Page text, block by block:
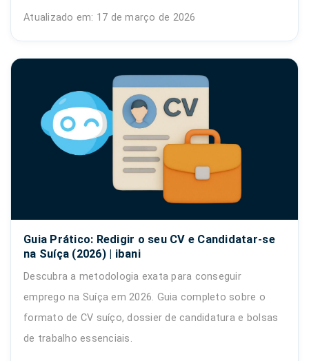
Atualizado em: 17 de março de 2026
Guia Prático: Redigir o seu CV e Candidatar-se
na Suíça (2026) | ibani
Descubra a metodologia exata para conseguir
emprego na Suíça em 2026. Guia completo sobre o
formato de CV suíço, dossier de candidatura e bolsas
de trabalho essenciais.